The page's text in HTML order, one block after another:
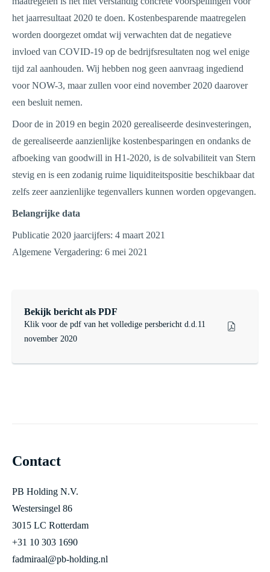
het jaarresultaat 2020 te doen. Kostenbesparende maatregelen
worden doorgezet omdat wij verwachten dat de negatieve
invloed van COVID-19 op de bedrijfsresultaten nog wel enige
tijd zal aanhouden. Wij hebben nog geen aanvraag ingediend
voor NOW-3, maar zullen voor eind november 2020 daarover
een besluit nemen.
Door de in 2019 en begin 2020 gerealiseerde desinvesteringen,
de gerealiseerde aanzienlijke kostenbesparingen en ondanks de
afboeking van goodwill in H1-2020, is de solvabiliteit van Stern
stevig en is een zodanig ruime liquiditeitspositie beschikbaar dat
zelfs zeer aanzienlijke tegenvallers kunnen worden opgevangen.
Belangrijke data
Publicatie 2020 jaarcijfers: 4 maart 2021
Algemene Vergadering: 6 mei 2021
Bekijk bericht als PDF
Klik voor de pdf van het volledige persbericht d.d.11
november 2020
Contact
PB Holding N.V.
Westersingel 86
3015 LC Rotterdam
+31 10 303 1690
fadmiraal@pb-holding.nl